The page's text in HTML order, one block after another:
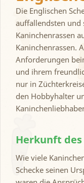
Die Englischen
auffallendsten und
Kaninchenrassen
Kaninchenrassen.
Anforderungen
und ihrem
nur in
den Hobbyhalter
Herkunft des
Wie viele
Schecke seinen